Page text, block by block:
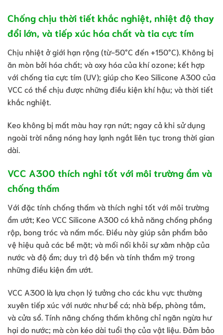
Chống chịu thời tiết khắc nghiệt, nhiệt độ thay
đổi lớn, và tiếp xúc hóa chất và tia cực tím
Chịu nhiệt ở giới hạn rộng (từ-50°C đến +150°C). Không bị
ăn mòn bởi hóa chất; và oxy hóa của khí ozone; kết hợp
với chống tia cực tím (UV); giúp cho Keo Silicone A300 của
VCC có thể chịu được những điều kiện khí hậu; và thời tiết
khắc nghiệt.
Keo không bị mất màu hay rạn nứt; ngay cả khi sử dụng
ngoài trời nắng nóng hay lạnh ngắt liên tục trong thời gian
dài.
VCC A300 thích nghi tốt với môi trường ẩm và
chống thấm
Với đặc tính chống thấm và thích nghi tốt với môi trường
ẩm ướt; Keo VCC Silicone A300 có khả năng chống phồng
rộp, bong tróc và nấm mốc. Điều này giúp sản phẩm bảo
vệ hiệu quả các bề mặt; và mối nối khỏi sự xâm nhập của
nước và độ ẩm; duy trì độ bền và tính thẩm mỹ trong
những điều kiện ẩm ướt.
VCC A300 là lựa chọn lý tưởng cho các khu vực thường
xuyên tiếp xúc với nước như bể cá; nhà bếp, phòng tắm,
và cửa sổ. Tính năng chống thấm không chỉ ngăn ngừa hư
hại do nước; mà còn kéo dài tuổi thọ của vật liệu. Đảm bảo